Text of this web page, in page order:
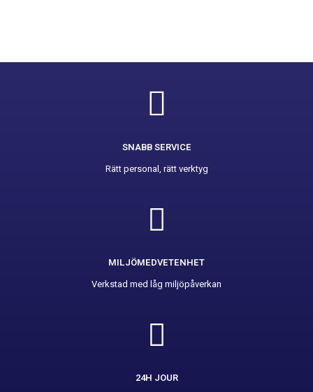
SNABB SERVICE
Rätt personal, rätt verktyg
MILJÖMEDVETENHET
Verkstad med låg miljöpåverkan
24H JOUR